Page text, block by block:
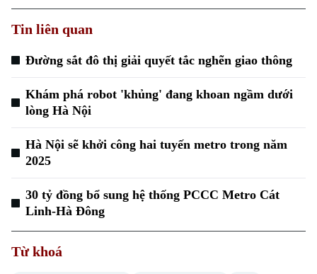
Tin liên quan
Đường sắt đô thị giải quyết tắc nghẽn giao thông
Khám phá robot 'khủng' đang khoan ngầm dưới
lòng Hà Nội
Hà Nội sẽ khởi công hai tuyến metro trong năm
2025
30 tỷ đồng bổ sung hệ thống PCCC Metro Cát
Linh-Hà Đông
Từ khoá